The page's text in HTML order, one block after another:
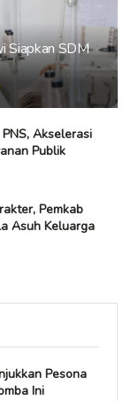
Siapkan SDM
Akselerasi
Publik
Pemkab
Asuh Keluarga
Pesona
Ini